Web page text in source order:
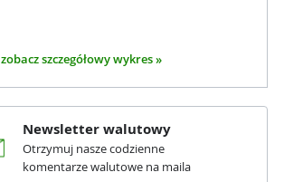
zobacz szczegółowy wykres »
Newsletter walutowy
Otrzymuj nasze codzienne
komentarze walutowe na maila